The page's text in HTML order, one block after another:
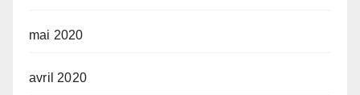
mai 2020
avril 2020